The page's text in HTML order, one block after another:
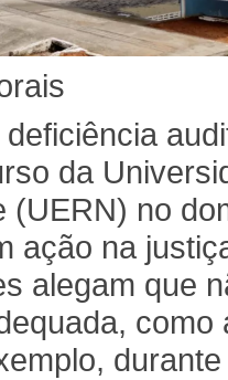
da
(UERN) no
ação na
alegam que
como